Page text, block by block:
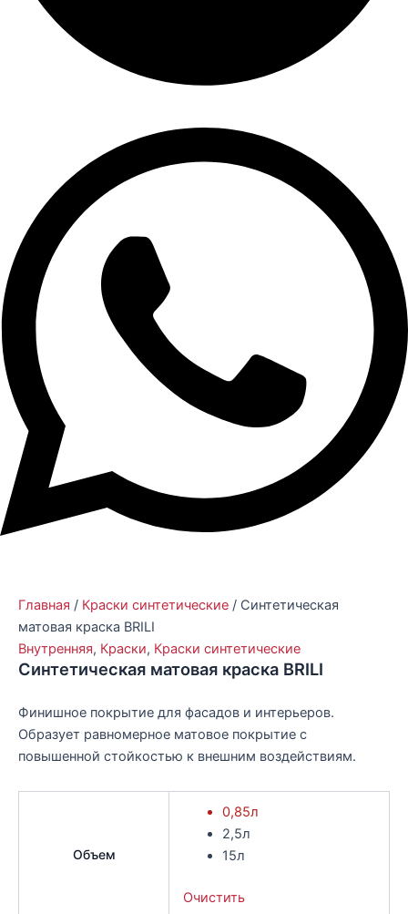
Главная / Краски синтетические / Синтетическая
матовая краска BRILI
Внутренняя, Краски, Краски синтетические
Синтетическая матовая краска BRILI
Финишное покрытие для фасадов и интерьеров.
Образует равномерное матовое покрытие с
повышенной стойкостью к внешним воздействиям.
Объем
0,85л
2,5л
15л
Очистить